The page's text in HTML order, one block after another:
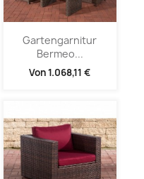
Gartengarnitur
Bermeo...
Von1.068,11 €